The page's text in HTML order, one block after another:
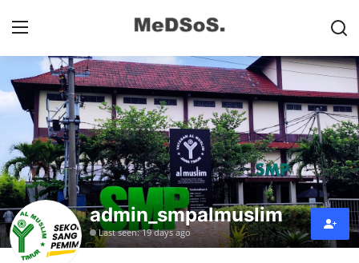
Home
Contact
SMP
SD
Video SMP
admin_smpalmuslim
Last seen: 19 days ago